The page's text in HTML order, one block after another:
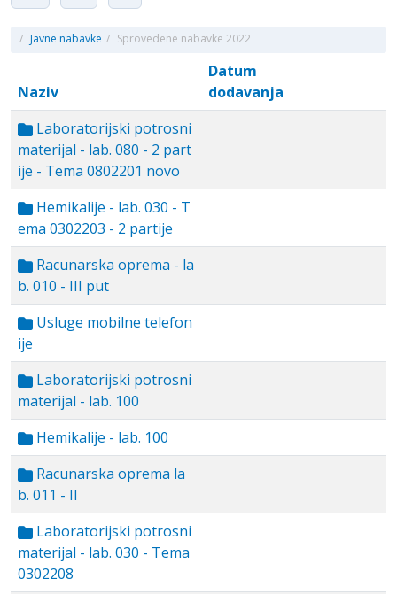
/ Javne nabavke / Sprovedene nabavke 2022
Naziv
Datum
dodavanja
Laboratorijski potrosni
materijal - lab. 080 - 2 part
ije - Tema 0802201 novo
Hemikalije - lab. 030 - T
ema 0302203 - 2 partije
Racunarska oprema - la
b. 010 - III put
Usluge mobilne telefon
ije
Laboratorijski potrosni
materijal - lab. 100
Hemikalije - lab. 100
Racunarska oprema la
b. 011 - II
Laboratorijski potrosni
materijal - lab. 030 - Tema
0302208